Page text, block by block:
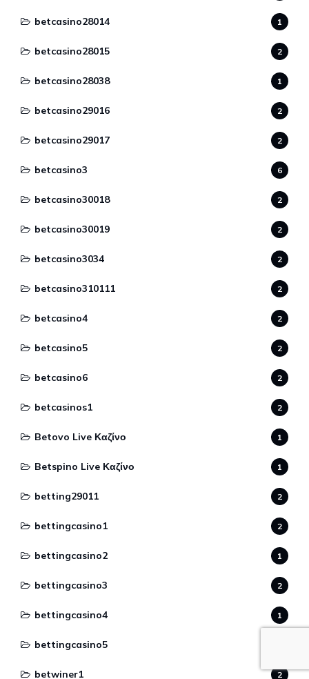
betcasino28014 1
betcasino28015 2
betcasino28038 1
betcasino29016 2
betcasino29017 2
betcasino3 6
betcasino30018 2
betcasino30019 2
betcasino3034 2
betcasino310111 2
betcasino4 2
betcasino5 2
betcasino6 2
betcasinos1 2
Betovo Live Καζίνο 1
Betspino Live Καζίνο 1
betting29011 2
bettingcasino1 2
bettingcasino2 1
bettingcasino3 2
bettingcasino4 1
bettingcasino5
betwiner1 2